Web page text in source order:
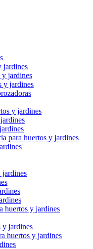
jardines
y jardines
y jardines
y jardines
para huertos y jardines
jardines
huertos y jardines
y jardines
huertos y jardines